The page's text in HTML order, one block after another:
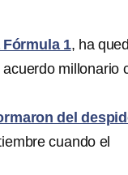
Fórmula 1, ha
millonario
del
cuando el